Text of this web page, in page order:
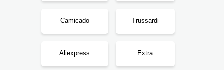
Camicado Trussardi
Aliexpress Extra